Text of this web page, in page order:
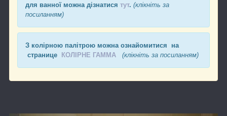
для ванної можна дізнатися тут. (клікніть за
посиланням)
З колірною палітрою можна ознайомитися на
странице КОЛІРНЕ ГАММА (клікніть за посиланням)